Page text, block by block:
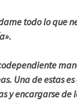
todo lo que
Una de estas
y encargarse de